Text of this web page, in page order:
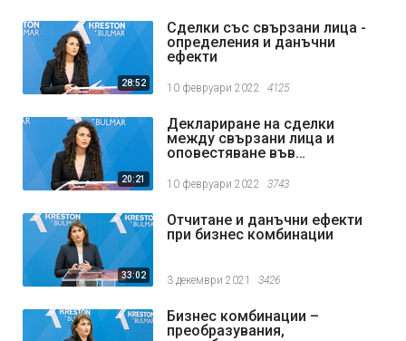
28:52
Сделки със свързани лица -
определения и данъчни
ефекти
10 февруари 2022 4125
20:21
Деклариране на сделки
между свързани лица и
оповестяване във
10 февруари 2022 3743
33:02
Отчитане и данъчни ефекти
при бизнес комбинации
3 декември 2021 3426
Бизнес комбинации –
преобразувания,